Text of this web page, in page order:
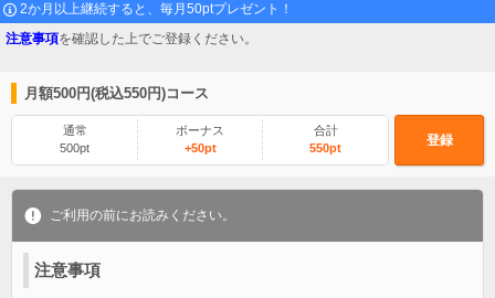
2か月以上継続すると、毎月50ptプレゼント！
注意事項を確認した上でご登録ください。
月額500円(税込550円)コース
通常
500pt
ボーナス
+50pt
合計
550pt
登録
ご利用の前にお読みください。
注意事項